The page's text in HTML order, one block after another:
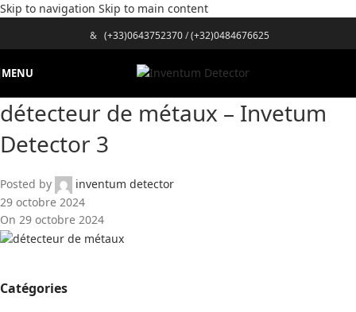
Skip to navigation Skip to main content
& (+33)0643752370/(+32)0484676625
MENU
détecteur de métaux – Invetum
Detector 3
Posted by
inventum detector
29 octobre 2024
On 29 octobre 2024
Catégories